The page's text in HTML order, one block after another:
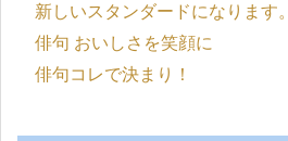
新しいスタンダードになります。
俳句 おいしさを笑顔に
俳句コレで決まり！